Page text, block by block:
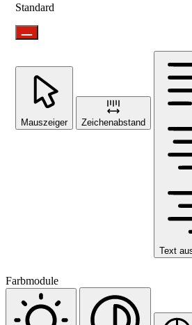
Standard
Mauszeiger Zeichenabstand
Text
Farbmodule